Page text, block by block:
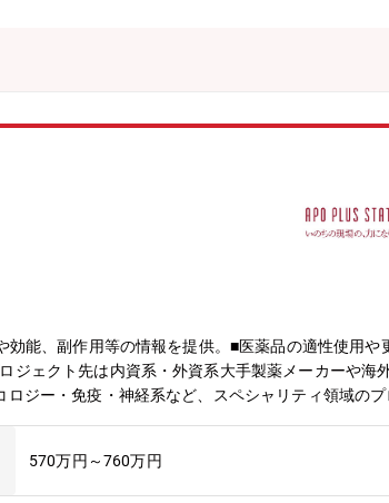
能、副作用等の情報を提供。■医薬品の適性使用や
ジェクト先は内資系・外資系大手製薬メーカーや海
ジー・免疫・神経系など、スペシャリティ領域のプ
、CNS専門領域プログラムあり）・APS STUDY
プデート）・APS SKILL CAMP（MRとして必要なス
に入れたキャリア形成が可能です。
570万円～760万円